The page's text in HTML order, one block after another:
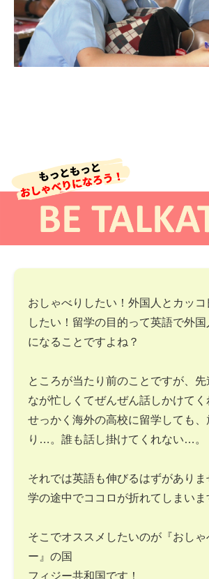
おしゃべりしたい！外国人とカッコ
したい！留学の目的って英語で外国
になることですよね？
ところが当たり前のことですが、
なが忙しくてぜんぜん話しかけてく
せっかく海外の高校に留学しても、
り…。誰も話し掛けてくれない…。
それでは英語も伸びるはずがあり
学の途中でココロが折れてしまいま
そこでオススメしたいのが『おしゃ
ー』の国
フィジー共和国です！